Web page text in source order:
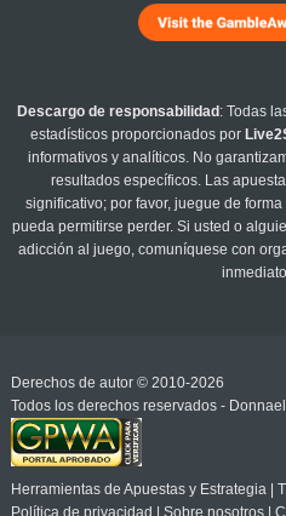
Descargo de responsabilidad: Todas
estadísticos proporcionados por
informativos y analíticos. No
resultados específicos. Las
significativo; por favor, juegue de
pueda permitirse perder. Si usted o
adicción al juego, comuníquese con
Derechos de autor © 2010-2026
Todos los derechos reservados -
Herramientas de Apuestas y Estrategia|
Política de privacidad | Sobre nosotros|